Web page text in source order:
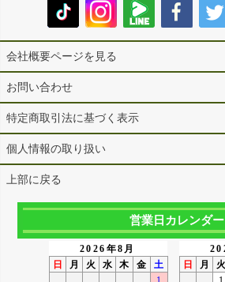
会社概要ページを見る
お問い合わせ
特定商取引法に基づく表示
個人情報の取り扱い
上部に戻る
営業日カレンダー